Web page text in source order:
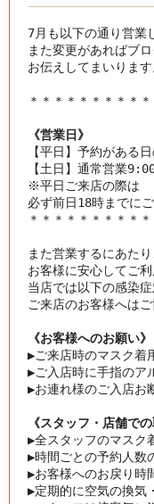
7月も以下の通り営業
また変更があればブ
お伝えしてまいります
《営業日》
【平日】予約がある
【土日】通常営業
※平日ご来店の際は
＊＊＊＊＊＊＊＊＊
また営業するにあたり
お客様に安心してご
当店では以下の感染
ご来店のお客様へは
《お客様へのお願い》
▶︎ご来店時のマスク着
▶︎ご入店時に手指のア
▶︎お連れ様のご入店お
《スタッフ・店舗での
▶︎全スタッフのマスク
▶︎時間ごとの予約人数
▶︎お客様へのお戻り時
▶︎定期的に空気の換気